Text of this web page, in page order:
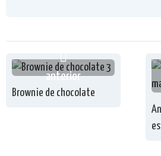
anterior
Brownie de chocolate